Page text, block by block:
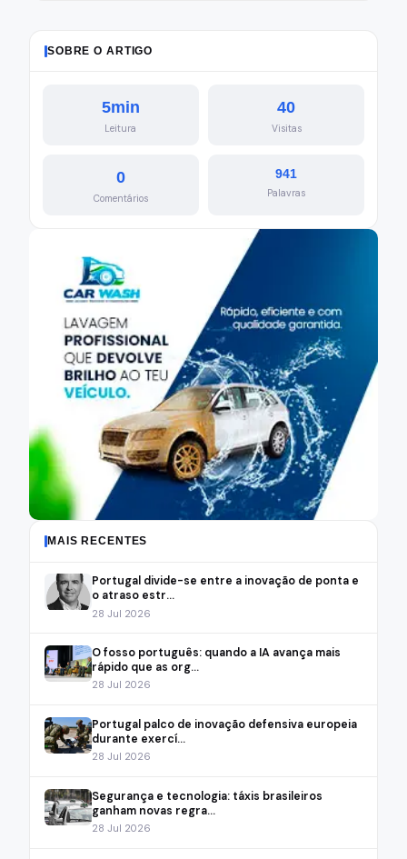
SOBRE O ARTIGO
5min
Leitura
40
Visitas
0
Comentários
941
Palavras
MAIS RECENTES
Portugal divide-se entre a inovação de ponta e
o atraso estr...
28 Jul 2026
O fosso português: quando a IA avança mais
rápido que as org...
28 Jul 2026
Portugal palco de inovação defensiva europeia
durante exercí...
28 Jul 2026
Segurança e tecnologia: táxis brasileiros
ganham novas regra...
28 Jul 2026